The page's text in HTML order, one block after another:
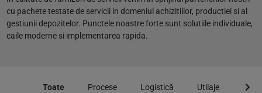
cu pachete testate de servicii in domeniul achizitiilor, productiei si al
gestiunii depozitelor. Punctele noastre forte sunt solutiile individuale,
caile moderne si implementarea rapida.
Toate Procese Logistică Utilaje